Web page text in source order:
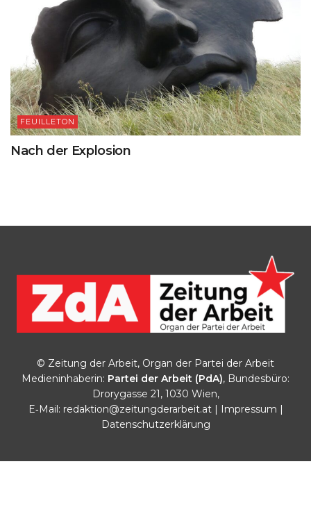
FEUILLETON
Nach der Explosion
© Zeitung der Arbeit, Organ der Partei der Arbeit
Medieninhaberin: Partei der Arbeit (PdA), Bundesbüro:
Drorygasse 21, 1030 Wien,
E‑Mail: redaktion@zeitungderarbeit.at| Impressum |
Datenschutzerklärung